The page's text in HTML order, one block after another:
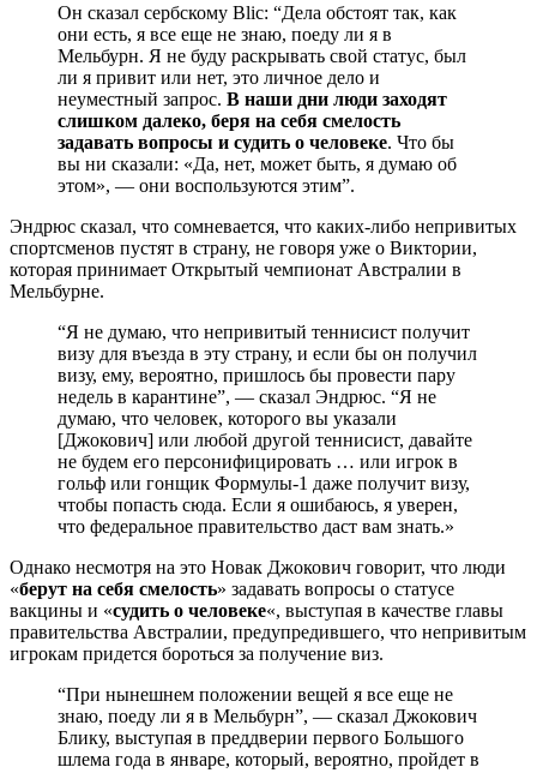
Он сказал сербскому Blic: “Дела обстоят так, как
они есть, я все еще не знаю, поеду ли я в
Мельбурн. Я не буду раскрывать свой статус, был
ли я привит или нет, это личное дело и
неуместный запрос. В наши дни люди заходят
слишком далеко, беря на себя смелость
задавать вопросы и судить о человеке. Что бы
вы ни сказали: «Да, нет, может быть, я думаю об
этом», — они воспользуются этим”.
Эндрюс сказал, что сомневается, что каких-либо непривитых
спортсменов пустят в страну, не говоря уже о Виктории,
которая принимает Открытый чемпионат Австралии в
Мельбурне.
“Я не думаю, что непривитый теннисист получит
визу для въезда в эту страну, и если бы он получил
визу, ему, вероятно, пришлось бы провести пару
недель в карантине”, — сказал Эндрюс. “Я не
думаю, что человек, которого вы указали
[Джокович] или любой другой теннисист, давайте
не будем его персонифицировать … или игрок в
гольф или гонщик Формулы-1 даже получит визу,
чтобы попасть сюда. Если я ошибаюсь, я уверен,
что федеральное правительство даст вам знать.»
Однако несмотря на это Новак Джокович говорит, что люди
«берут на себя смелость» задавать вопросы о статусе
вакцины и «судить о человеке«, выступая в качестве главы
правительства Австралии, предупредившего, что непривитым
игрокам придется бороться за получение виз.
“При нынешнем положении вещей я все еще не
знаю, поеду ли я в Мельбурн”, — сказал Джокович
Блику, выступая в преддверии первого Большого
шлема года в январе, который, вероятно, пройдет в